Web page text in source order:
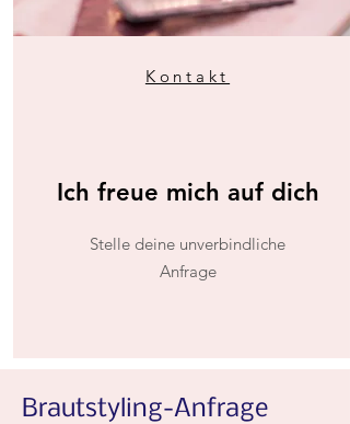
Kontakt
Ich freue mich auf dich
Stelle deine unverbindliche
Anfrage
Brautstyling-Anfrage